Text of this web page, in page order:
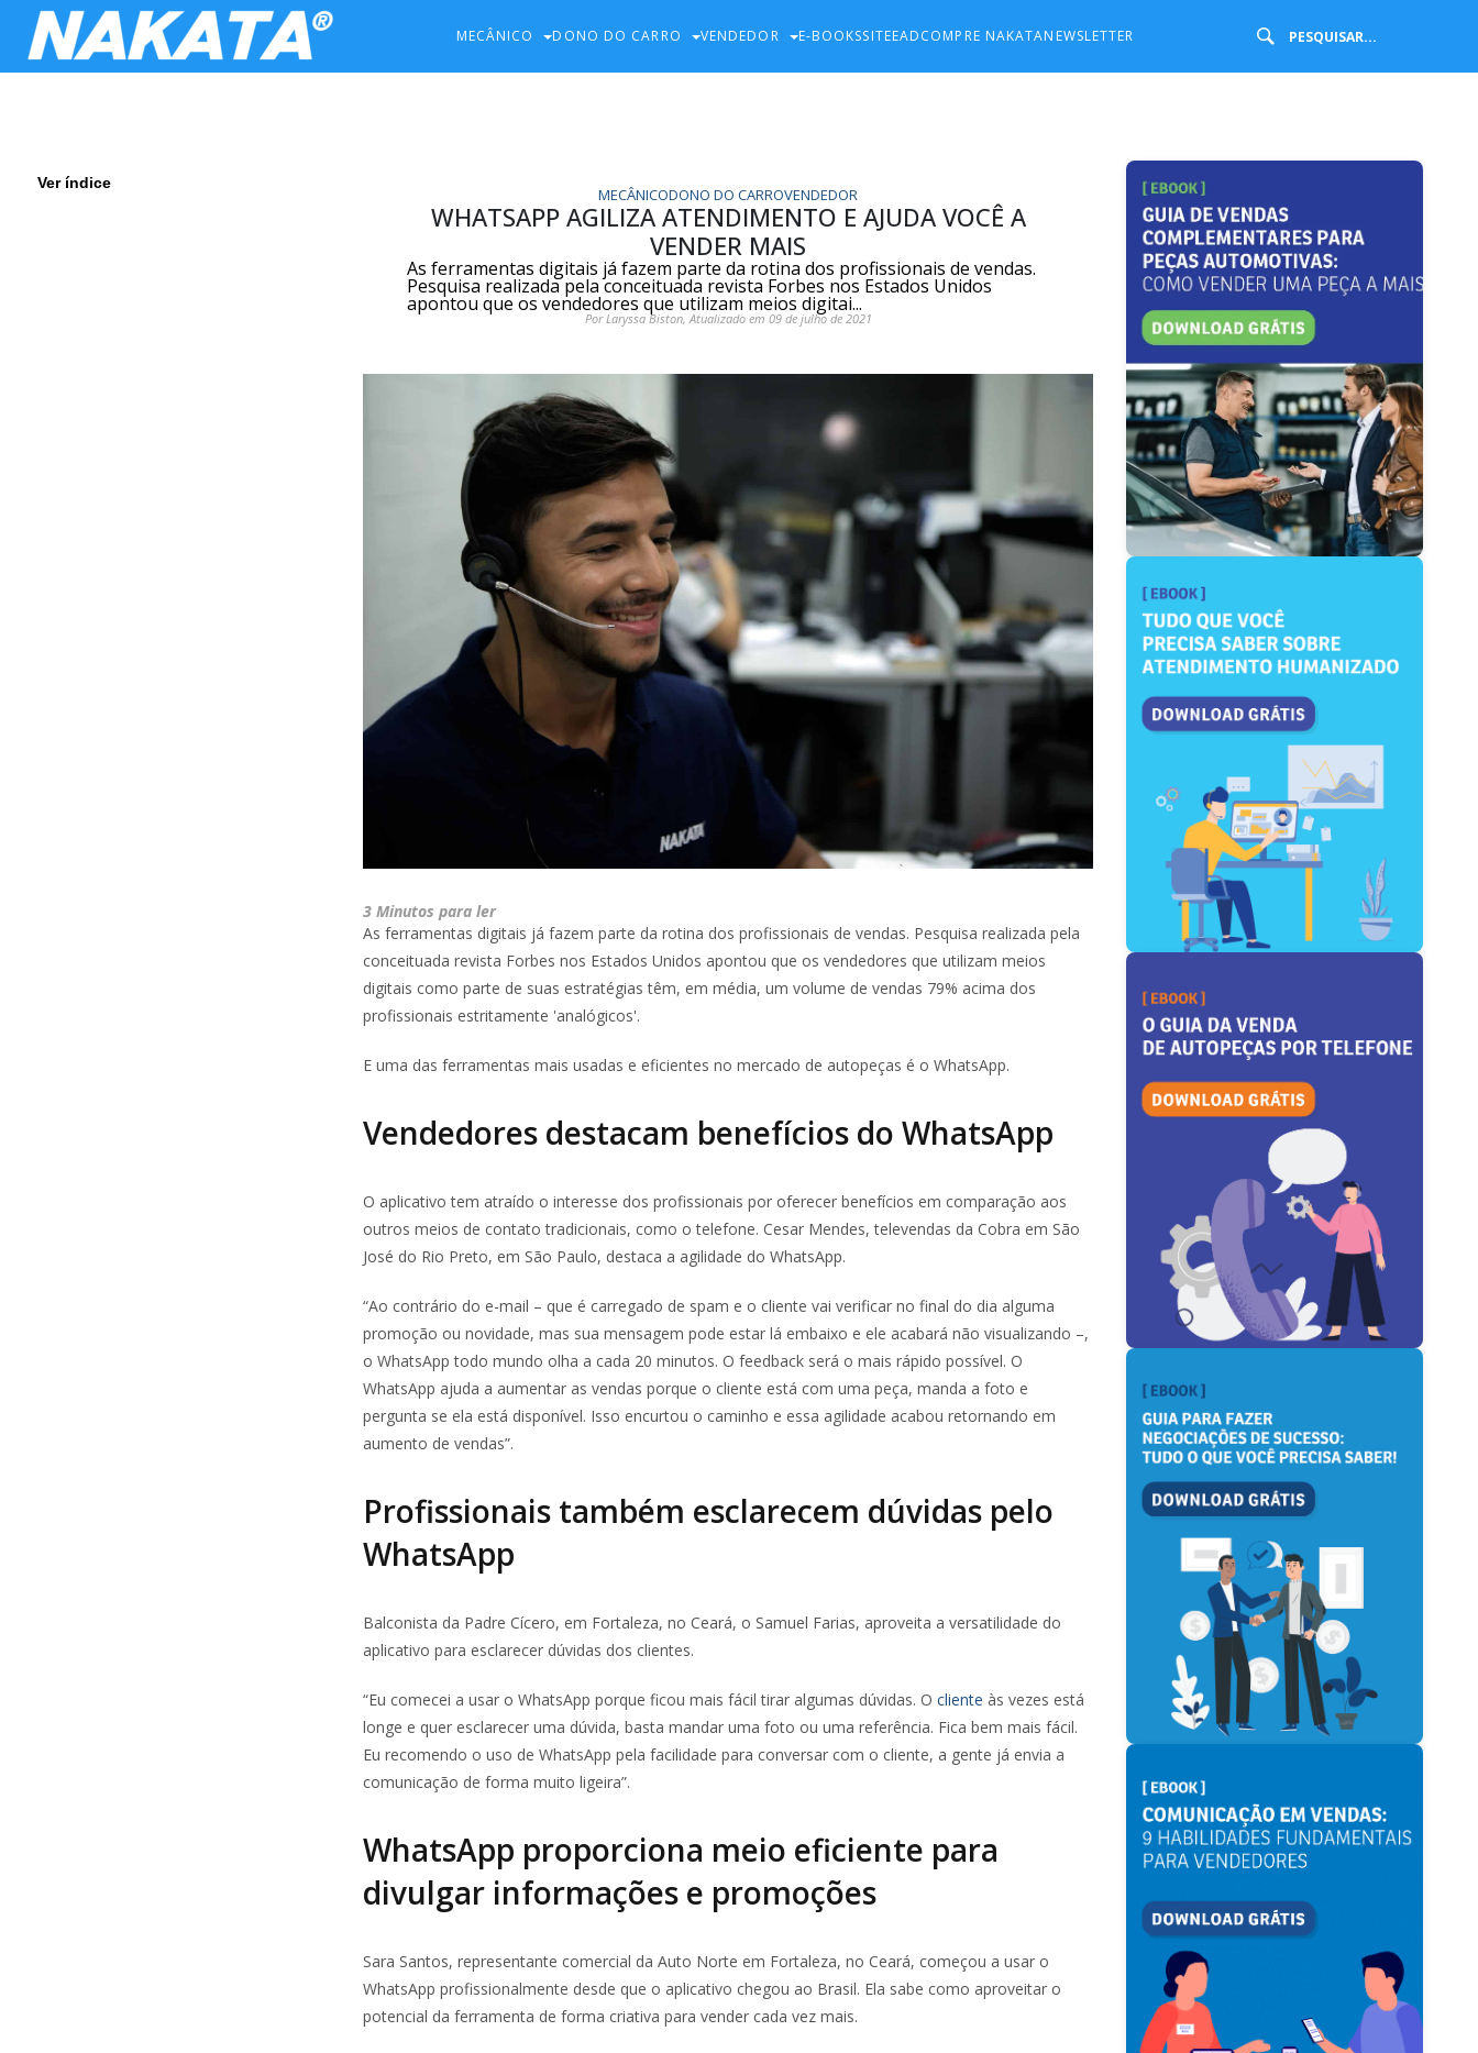
MECÂNICO DONO DO CARRO VENDEDOR E-BOOKSSITEEADCOMPRE NAKATANEWSLETTER
Ver índice
MECÂNICODONO DO CARROVENDEDOR
WHATSAPP AGILIZA ATENDIMENTO E AJUDA VOCÊ A
VENDER MAIS
As ferramentas digitais já fazem parte da rotina dos profissionais de vendas.
Pesquisa realizada pela conceituada revista Forbes nos Estados Unidos
apontou que os vendedores que utilizam meios digitai...
Por Laryssa Biston, Atualizado em 09 de julho de 2021
3 Minutos para ler
As ferramentas digitais já fazem parte da rotina dos profissionais de vendas. Pesquisa realizada pela
conceituada revista Forbes nos Estados Unidos apontou que os vendedores que utilizam meios
digitais como parte de suas estratégias têm, em média, um volume de vendas 79% acima dos
profissionais estritamente 'analógicos'.
E uma das ferramentas mais usadas e eficientes no mercado de autopeças é o WhatsApp.
Vendedores destacam benefícios do WhatsApp
O aplicativo tem atraído o interesse dos profissionais por oferecer benefícios em comparação aos
outros meios de contato tradicionais, como o telefone. Cesar Mendes, televendas da Cobra em São
José do Rio Preto, em São Paulo, destaca a agilidade do WhatsApp.
“Ao contrário do e-mail – que é carregado de spam e o cliente vai verificar no final do dia alguma
promoção ou novidade, mas sua mensagem pode estar lá embaixo e ele acabará não visualizando –,
o WhatsApp todo mundo olha a cada 20 minutos. O feedback será o mais rápido possível. O
WhatsApp ajuda a aumentar as vendas porque o cliente está com uma peça, manda a foto e
pergunta se ela está disponível. Isso encurtou o caminho e essa agilidade acabou retornando em
aumento de vendas”.
Profissionais também esclarecem dúvidas pelo
WhatsApp
Balconista da Padre Cícero, em Fortaleza, no Ceará, o Samuel Farias, aproveita a versatilidade do
aplicativo para esclarecer dúvidas dos clientes.
“Eu comecei a usar o WhatsApp porque ficou mais fácil tirar algumas dúvidas. O cliente às vezes está
longe e quer esclarecer uma dúvida, basta mandar uma foto ou uma referência. Fica bem mais fácil.
Eu recomendo o uso de WhatsApp pela facilidade para conversar com o cliente, a gente já envia a
comunicação de forma muito ligeira”.
WhatsApp proporciona meio eficiente para
divulgar informações e promoções
Sara Santos, representante comercial da Auto Norte em Fortaleza, no Ceará, começou a usar o
WhatsApp profissionalmente desde que o aplicativo chegou ao Brasil. Ela sabe como aproveitar o
potencial da ferramenta de forma criativa para vender cada vez mais.